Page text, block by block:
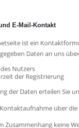
E-Mail-Kontakt
ist ein
Daten an uns
Nutzers
der Registrierung
der Daten erteilen Sie
über
Zusammenhang keine